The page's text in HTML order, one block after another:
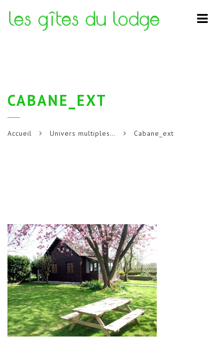
CABANE_EXT
Accueil Univers multiples… Cabane_ext